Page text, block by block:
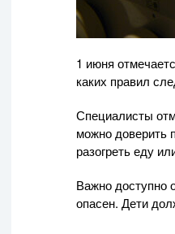
1 июня
каких правил
Специалисты
можно доверить
разогреть еду
Важно доступно
опасен. Дети